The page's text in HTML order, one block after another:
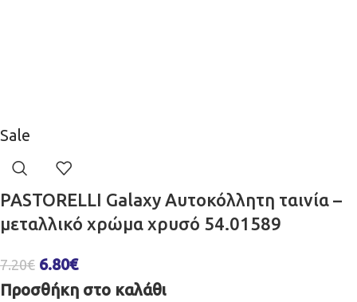
Sale
PASTORELLI Galaxy Αυτοκόλλητη ταινία –
μεταλλικό χρώμα χρυσό 54.01589
7.20€ 6.80€
Προσθήκη στο καλάθι